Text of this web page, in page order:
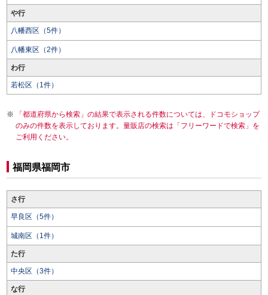
や行
八幡西区（5件）
八幡東区（2件）
わ行
若松区（1件）
「都道府県から検索」の結果で表示される件数については、ドコモショップ
のみの件数を表示しております。量販店の検索は「フリーワードで検索」を
ご利用ください。
福岡県福岡市
さ行
早良区（5件）
城南区（1件）
た行
中央区（3件）
な行